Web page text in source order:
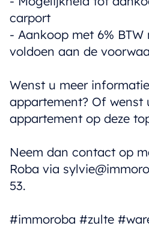
carport
- Aankoop met 6%
voldoen aan de
Wenst u meer
appartement? Of wenst
appartement op deze
Neem dan contact op
Roba via
53.
#immoroba #zulte